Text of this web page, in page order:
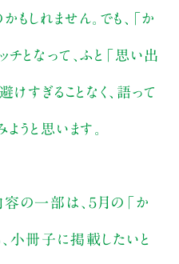
もしれません。でも、「か
チとなって、ふと「思い出
けすぎることなく、語って
うと思います。
容の一部は、５月の「か
、小冊子に掲載したいと